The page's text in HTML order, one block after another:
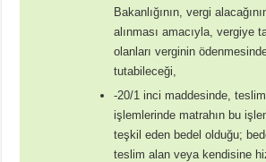
Bakanlığının, vergi
alınması amacıyla, vergiye
olanları verginin
tutabileceği,
-20/1 inci maddesinde,
işlemlerinde matrahın bu
teşkil eden bedel olduğu;
teslim alan veya kendisine